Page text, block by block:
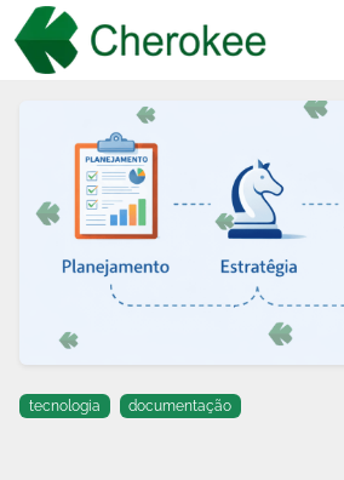
tecnologia documentação